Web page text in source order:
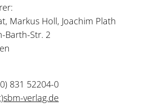
Markus Holl, Joachim Plath
Barth-Str. 2
831 52204-0
verlag.de